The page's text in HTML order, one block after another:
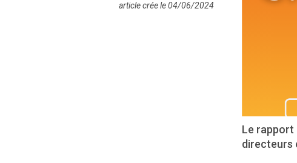
Le rapport
directeurs
article crée le 04/06/2024